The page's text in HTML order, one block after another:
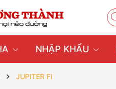
NHẬP KHẨU
JUPITER FI